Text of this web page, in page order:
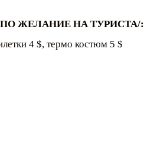
ЖЕЛАНИЕ НА ТУРИСТА/:
4 $, термо костюм 5 $